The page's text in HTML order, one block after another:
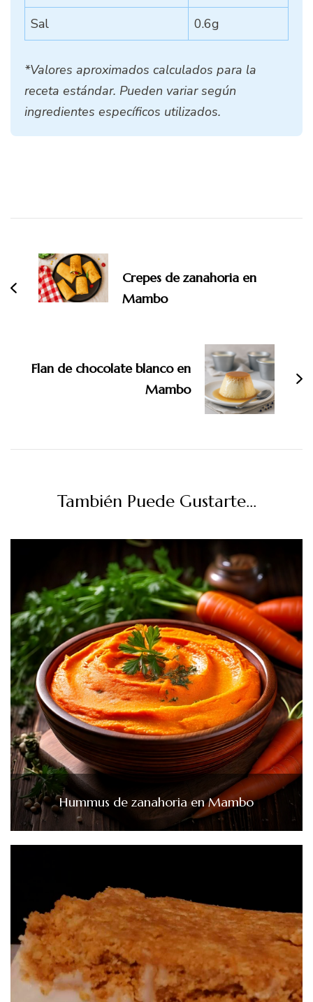
Sal
0.6g
*Valores aproximados calculados para la
receta estándar. Pueden variar según
ingredientes específicos utilizados.
entradas
Crepes de zanahoria en
Mambo
Flan de chocolate blanco en
Mambo
También Puede Gustarte...
Hummus de zanahoria en Mambo